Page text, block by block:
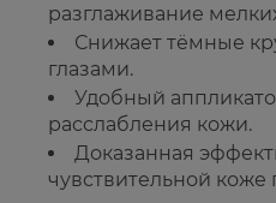
разглаживание
Снижает тёмные
глазами.
Удобный
расслабления кожи.
Доказанная
чувствительной коже